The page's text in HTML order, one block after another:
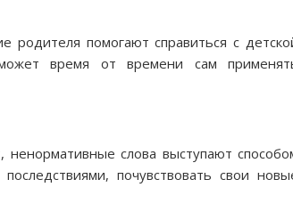
родителя помогают справиться с
время от времени сам
слова выступают
почувствовать свои